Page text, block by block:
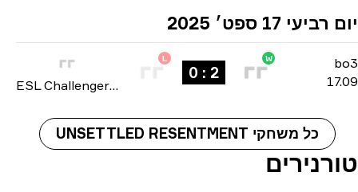
17 ספט׳ 2025
כל משחקי UNSETTLED RESENTMENT